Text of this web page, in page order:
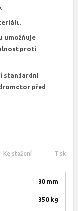
umožňuje
proti
standardní
před
Ke stažení Tisk
80 mm
350 kg